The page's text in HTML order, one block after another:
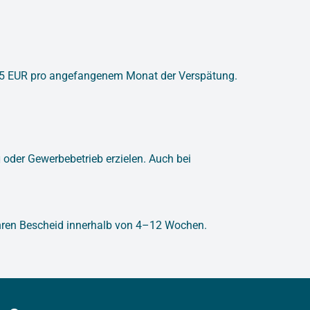
pro angefangenem Monat der Verspätung.
Gewerbebetrieb erzielen. Auch bei
Bescheid innerhalb von 4–12 Wochen.